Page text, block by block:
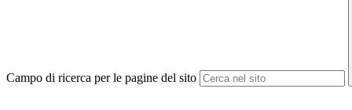
Campo di ricerca per le pagine del sito